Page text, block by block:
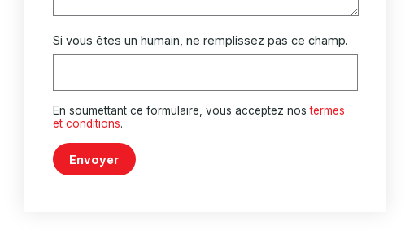
Si vous êtes un humain, ne remplissez pas ce champ.
En soumettant ce formulaire, vous acceptez nostermes
et conditions.
Envoyer